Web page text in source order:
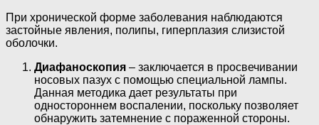
При хронической форме заболевания наблюдаются
застойные явления, полипы, гиперплазия слизистой
оболочки.
Диафаноскопия – заключается в просвечивании
носовых пазух с помощью специальной лампы.
Данная методика дает результаты при
одностороннем воспалении, поскольку позволяет
обнаружить затемнение с пораженной стороны.